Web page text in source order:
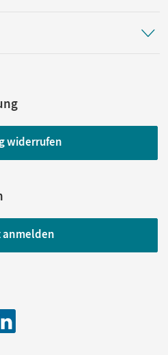
widerrufen
anmelden